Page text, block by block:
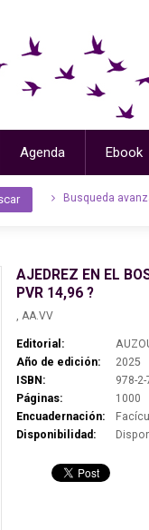
Agenda Ebook
Busqueda
AJEDREZ EN EL
PVR 14,96 ?
, AA.VV
Editorial:
Año de edición:
2025
ISBN:
978-
Páginas:
1000
Encuadernación:
Disponibilidad: